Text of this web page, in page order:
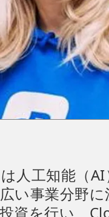
人工知能（
い事業分野に
資を行い、